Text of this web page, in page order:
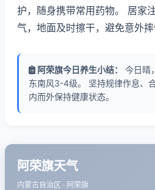
护，随身携带常用药物。 居家
气，地面及时擦干，避免意外摔
阿荣旗今日养生小结：
今日晴
东南风3-4级。 坚持规律作息、
内而外保持健康状态。
阿荣旗天气
内蒙古自治区 · 阿荣旗